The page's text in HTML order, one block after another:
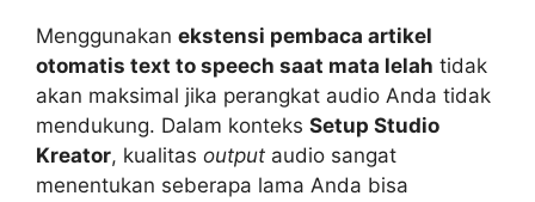
Menggunakan ekstensi pembaca artikel
otomatis text to speech saat mata lelah tidak
akan maksimal jika perangkat audio Anda tidak
mendukung. Dalam konteks Setup Studio
Kreator, kualitas output audio sangat
menentukan seberapa lama Anda bisa